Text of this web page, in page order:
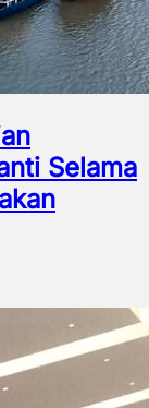
Selama